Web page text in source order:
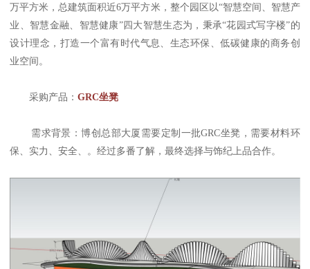
万平方米，总建筑面积近6万平方米，整个园区以“智慧空间、智慧产
业、智慧金融、智慧健康”四大智慧生态为，秉承“花园式写字楼”的
设计理念，打造一个富有时代气息、生态环保、低碳健康的商务创
业空间。
采购产品：GRC坐凳
需求背景：博创总部大厦需要定制一批GRC坐凳，需要材料环
保、实力、安全、。经过多番了解，最终选择与饰纪上品合作。